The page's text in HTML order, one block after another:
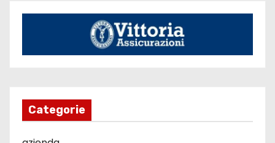
Categorie